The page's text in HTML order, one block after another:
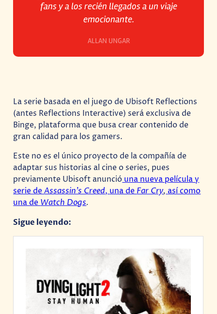
fans y a los recién llegados a un viaje
emocionante.
ALLAN UNGAR
La serie basada en el juego de Ubisoft Reflections
(antes Reflections Interactive) será exclusiva de
Binge, plataforma que busa crear contenido de
gran calidad para los gamers.
Este no es el único proyecto de la compañía de
adaptar sus historias al cine o series, pues
previamente Ubisoft anunció una nueva película y
serie deAssassin’s Creed, una de Far Cry, así como
una de Watch Dogs.
Sigue leyendo: